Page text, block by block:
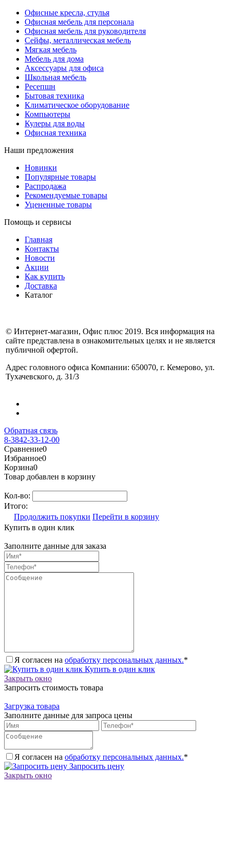
Офисные кресла, стулья
Офисная мебель для персонала
Офисная мебель для руководителя
Сейфы, металлическая мебель
Мягкая мебель
Мебель для дома
Аксессуары для офиса
Школьная мебель
Ресепшн
Бытовая техника
Климатическое оборудование
Компьютеры
Кулеры для воды
Офисная техника
Наши предложения
Новинки
Популярные товары
Распродажа
Рекомендуемые товары
Уцененные товары
Помощь и сервисы
Главная
Контакты
Новости
Акции
Как купить
Доставка
Каталог
© Интернет-магазин, Офис плюс 2019. Вся информация на
сайте представлена в ознакомительных целях и не является
публичной офертой.
Адрес головного офиса Компании: 650070, г. Кемерово, ул.
Тухачевского, д. 31/3
Обратная связь
8-3842-33-12-00
Сравнение0
Избранное0
Корзина0
Товар добавлен в корзину
Кол-во:
Итого:
Продолжить покупки Перейти в корзину
Купить в один клик
Заполните данные для заказа
Я согласен на обработку персональных данных.*
Купить в один клик
Закрыть окно
Запросить стоимость товара
Загрузка товара
Заполните данные для запроса цены
Я согласен на обработку персональных данных.*
Запросить цену
Закрыть окно